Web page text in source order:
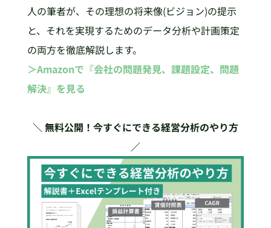
人の筆者が、その理想の将来像(ビジョン)の提示
と、それを実現するためのデータ分析や計画策定
の両方を徹底解説します。
＞Amazonで『会社の問題発見、課題設定、問題
解決』を見る
＼ 無料公開！今すぐにできる経営分析のやり方
／